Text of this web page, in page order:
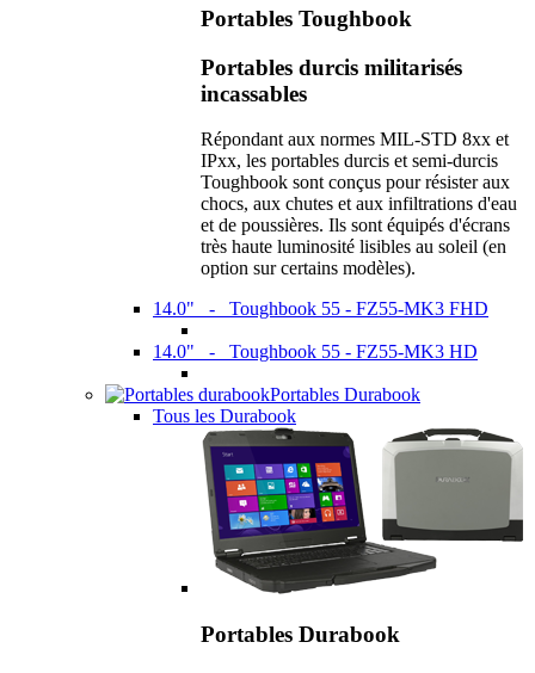
Portables Toughbook
Portables durcis militarisés
incassables
Répondant aux normes MIL-STD 8xx et
IPxx, les portables durcis et semi-durcis
Toughbook sont conçus pour résister aux
chocs, aux chutes et aux infiltrations d'eau
et de poussières. Ils sont équipés d'écrans
très haute luminosité lisibles au soleil (en
option sur certains modèles).
14.0" - Toughbook 55 - FZ55-MK3 FHD
14.0" - Toughbook 55 - FZ55-MK3 HD
Portables Durabook
Tous les Durabook
Portables Durabook